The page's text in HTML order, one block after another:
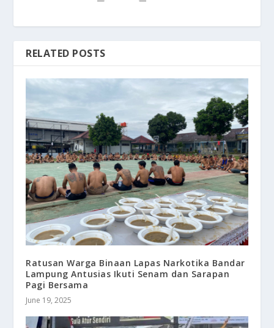
RELATED POSTS
Ratusan Warga Binaan Lapas Narkotika Bandar
Lampung Antusias Ikuti Senam dan Sarapan
Pagi Bersama
June 19, 2025